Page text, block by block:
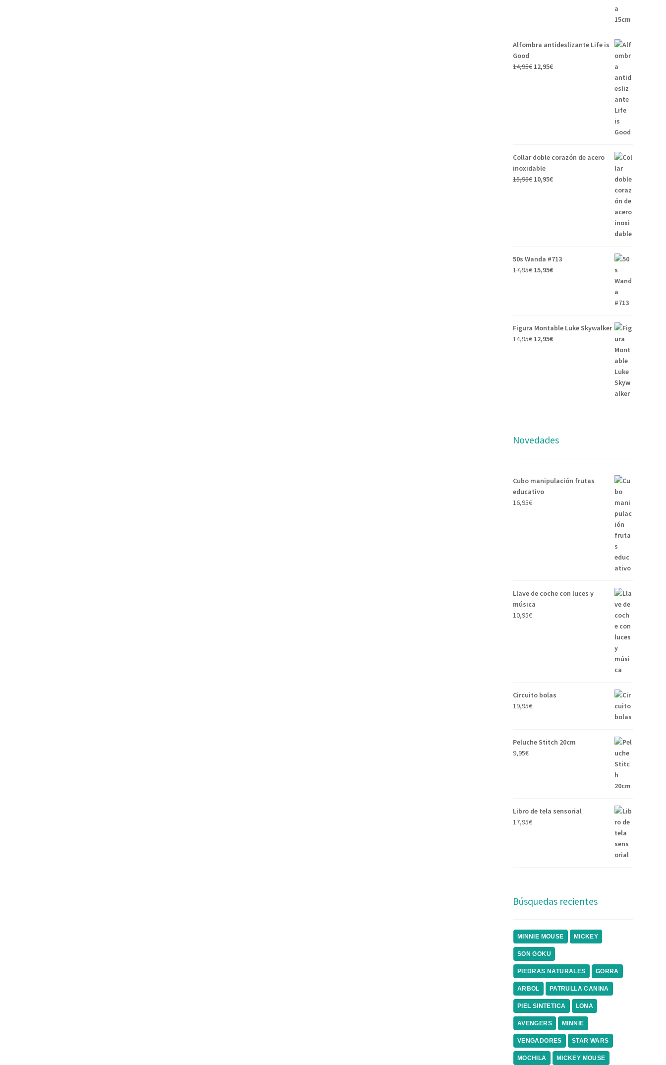
Alfombra antideslizante Life is
Good
14,95€ 12,95€
Collar doble corazón de acero
inoxidable
15,95€ 10,95€
50s Wanda #713
17,95€ 15,95€
Figura Montable Luke Skywalker
14,95€ 12,95€
Novedades
Cubo manipulación frutas
educativo
16,95€
Llave de coche con luces y
música
10,95€
Circuito bolas
19,95€
Peluche Stitch 20cm
9,95€
Libro de tela sensorial
17,95€
Búsquedas recientes
MINNIE MOUSE MICKEY
SON GOKU
PIEDRAS NATURALES GORRA
ARBOL PATRULLA CANINA
PIEL SINTETICA LONA
AVENGERS MINNIE
VENGADORES STAR WARS
MOCHILA MICKEY MOUSE